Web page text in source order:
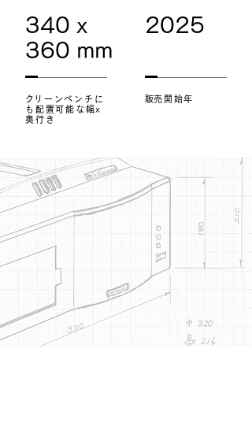
340 x
360 mm
​クリーンベンチに
も配置可能な幅x
奥行き
2025
​販売開始年